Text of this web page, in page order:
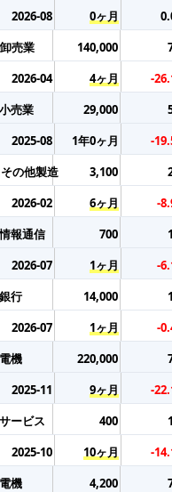
2026-08 0ヶ月
売業 140,000
2026-04 4ヶ月
-
売業 29,000
2025-08 1年0ヶ月
-
の他製造 3,100
2026-02 6ヶ月
-
報通信 700
2026-07 1ヶ月
-
行 14,000
2026-07 1ヶ月
-
機 220,000
2025-11 9ヶ月
-
ービス 400
2025-10 10ヶ月
-
機 4,200